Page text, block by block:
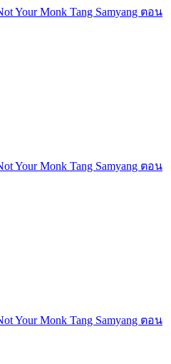
Your Monk Tang Samyang ตอน
Your Monk Tang Samyang ตอน
Your Monk Tang Samyang ตอน